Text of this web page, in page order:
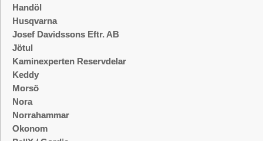
Handöl
Husqvarna
Josef Davidssons Eftr. AB
Jötul
Kaminexperten Reservdelar
Keddy
Morsö
Nora
Norrahammar
Okonom